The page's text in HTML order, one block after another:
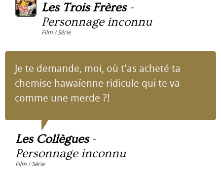
Les Trois Frères-
Personnage inconnu
Film / Série
Je te demande, moi, où t'as acheté ta
chemise hawaïenne ridicule qui te va
comme une merde ?!
Les Collègues-
Personnage inconnu
Film / Série